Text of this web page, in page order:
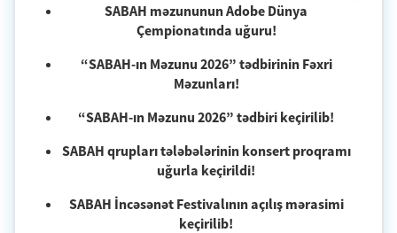
SABAH məzununun Adobe Dünya
Çempionatında uğuru!
“SABAH-ın Məzunu 2026” tədbirinin Fəxri
Məzunları!
“SABAH-ın Məzunu 2026” tədbiri keçirilib!
SABAH qrupları tələbələrinin konsert proqramı
uğurla keçirildi!
SABAH İncəsənət Festivalının açılış mərasimi
keçirilib!